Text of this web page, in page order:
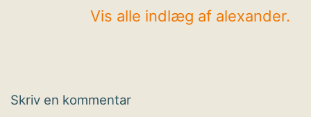
Vis alle indlæg af alexander.
Skriv en kommentar